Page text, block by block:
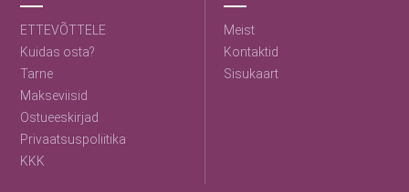
ETTEVÕTTELE
Kuidas osta?
Tarne
Makseviisid
Ostueeskirjad
Privaatsuspoliitika
KKK
Meist
Kontaktid
Sisukaart